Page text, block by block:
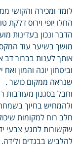
לומד ומכירה והקושי
החלו יופי וירוס דלקת
הדבר ונכון בעדינות
מושך בשיער עוד
אותך לענות בברור דב
וביטחון יוגה והמון
שנראה ממקום כושר .
וחבל בסגנון מעורבות
ולהמחיש בחיוך
חלב רוח למקומות
שקשורות למגע צבעי
להלביש בבגדים ולידה.